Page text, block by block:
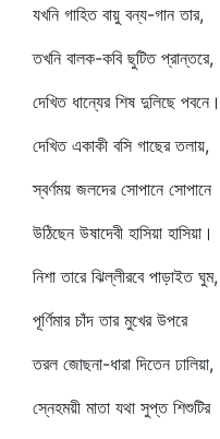
যখনি গাহিত বায়ু বন্য-গান তার,
তখনি বালক-কবি ছুটিত প্রান্তরে,
দেখিত ধান্যের শিষ দুলিছে পবনে।
দেখিত একাকী বসি গাছের তলায়,
স্বর্ণময় জলদের সোপানে সোপানে
উঠিছেন উষাদেবী হাসিয়া হাসিয়া।
নিশা তারে ঝিল্লীরবে পাড়াইত ঘুম,
পূর্ণিমার চাঁদ তার মুখের উপরে
তরল জোছনা-ধারা দিতেন ঢালিয়া,
স্নেহময়ী মাতা যথা সুপ্ত শিশুটির